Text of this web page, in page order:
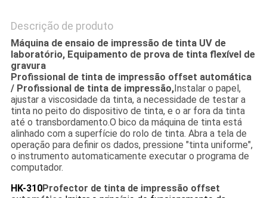
Descrição de produto
Máquina de ensaio de impressão de tinta UV de
laboratório, Equipamento de prova de tinta flexível de
gravura
Profissional de tinta de impressão offset automática
/ Profissional de tinta de impressão,Instalar o papel,
ajustar a viscosidade da tinta, a necessidade de testar a
tinta no peito do dispositivo de tinta, e o ar fora da tinta
até o transbordamento.O bico da máquina de tinta está
alinhado com a superfície do rolo de tinta. Abra a tela de
operação para definir os dados, pressione "tinta uniforme",
o instrumento automaticamente executar o programa de
computador.
HK-310Profector de tinta de impressão offset